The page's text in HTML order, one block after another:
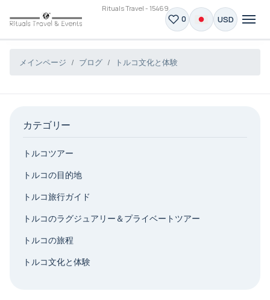
Rituals Travel - 15469
0 USD
メインページ ブログ トルコ文化と体験
カテゴリー
トルコツアー
トルコの目的地
トルコ旅行ガイド
トルコのラグジュアリー＆プライベートツアー
トルコの旅程
トルコ文化と体験